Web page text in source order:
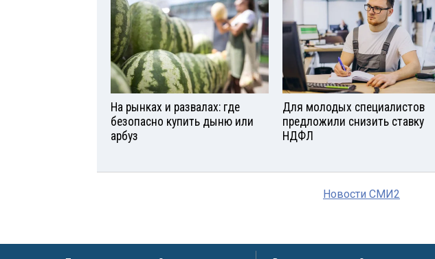
На рынках и развалах: где
безопасно купить дыню или
арбуз
Для молодых специалистов
предложили снизить ставку
НДФЛ
Новости СМИ2